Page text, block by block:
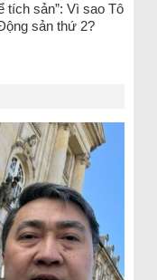
tích sản”: Vì sao Tô
sản thứ 2?